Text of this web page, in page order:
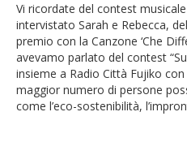
Vi ricordate del contest
intervistato Sarah e Rebecca,
premio con la Canzone ‘Che
avevamo parlato del contest
insieme a Radio Città Fujiko
maggior numero di persone
come l’eco-sostenibilità,